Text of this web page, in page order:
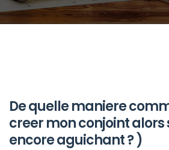
De quelle maniere
creer mon conjoint alors
encore aguichant ? )